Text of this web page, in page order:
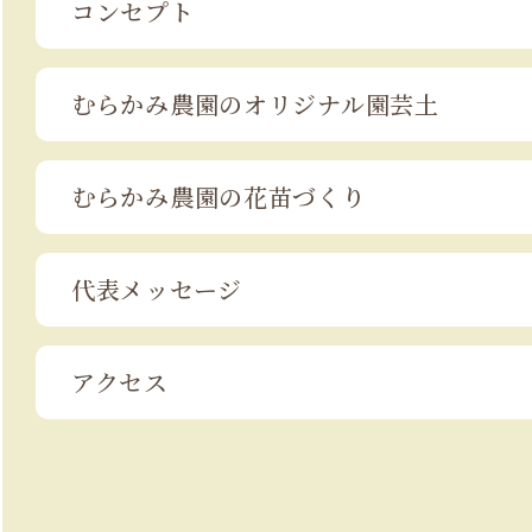
コンセプト
むらかみ農園のオリジナル園芸土
むらかみ農園の花苗づくり
代表メッセージ
アクセス